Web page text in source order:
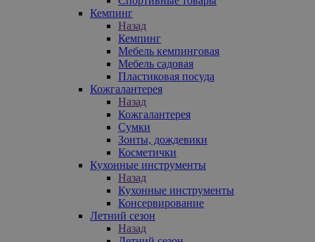
Кемпинг
Назад
Кемпинг
Мебель кемпинговая
Мебель садовая
Пластиковая посуда
Кожгалантерея
Назад
Кожгалантерея
Сумки
Зонты, дождевики
Косметички
Кухонные инструменты
Назад
Кухонные инструменты
Консервирование
Летний сезон
Назад